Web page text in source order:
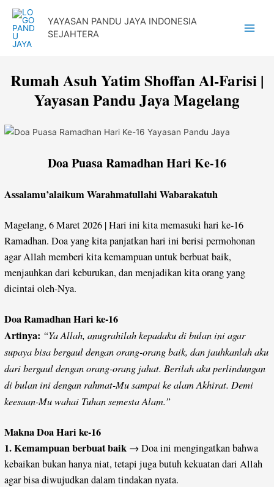
Lewati
konten
YAYASAN PANDU JAYA INDONESIA
SEJAHTERA
Rumah Asuh Yatim Shoffan Al-Farisi |
Yayasan Pandu Jaya Magelang
Doa Puasa Ramadhan Hari Ke-16
Assalamu’alaikum Warahmatullahi Wabarakatuh
Magelang, 6 Maret 2026 | Hari ini kita memasuki hari ke-16
Ramadhan. Doa yang kita panjatkan hari ini berisi permohonan
agar Allah memberi kita kemampuan untuk berbuat baik,
menjauhkan dari keburukan, dan menjadikan kita orang yang
dicintai oleh-Nya.
Doa Ramadhan Hari ke-16
Artinya: “Ya Allah, anugrahilah kepadaku di bulan ini agar
supaya bisa bergaul dengan orang-orang baik, dan jauhkanlah aku
dari bergaul dengan orang-orang jahat. Berilah aku perlindungan
di bulan ini dengan rahmat-Mu sampai ke alam Akhirat. Demi
keesaan-Mu wahai Tuhan semesta Alam.”
Makna Doa Hari ke-16
1. Kemampuan berbuat baik → Doa ini mengingatkan bahwa
kebaikan bukan hanya niat, tetapi juga butuh kekuatan dari Allah
agar bisa diwujudkan dalam tindakan nyata.